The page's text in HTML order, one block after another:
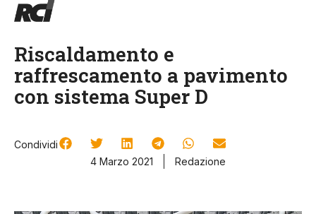
Riscaldamento e
raffrescamento a pavimento
con sistema Super D
Condividi
4 Marzo 2021
Redazione